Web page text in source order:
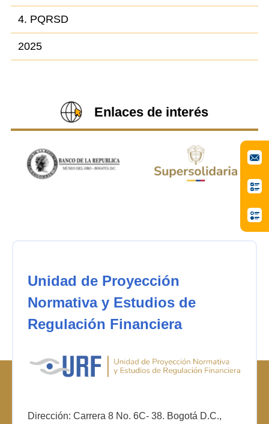
4. PQRSD
2025
Enlaces de interés
Unidad de Proyección
Normativa y Estudios de
Regulación Financiera
Dirección: Carrera 8 No. 6C- 38. Bogotá D.C.,